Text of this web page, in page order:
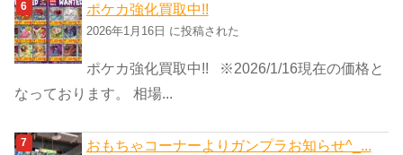
ポケカ強化買取中!!
2026年1月16日 に投稿された
ポケカ強化買取中!! ※2026/1/16現在の価格と
なっております。 相場...
おもちゃコーナーよりガンプラお知らせ^_...